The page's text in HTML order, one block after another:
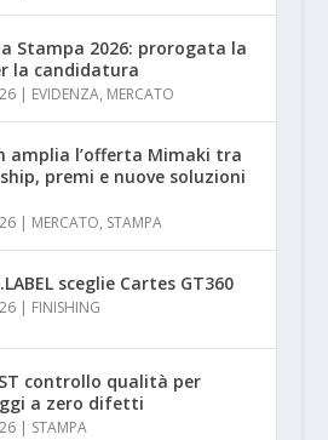
Stampa 2026: prorogata la
la candidatura
| EVIDENZA, MERCATO
amplia l’offerta Mimaki tra
premi e nuove soluzioni
| MERCATO, STAMPA
sceglie Cartes GT360
| FINISHING
controllo qualità per
a zero difetti
| STAMPA